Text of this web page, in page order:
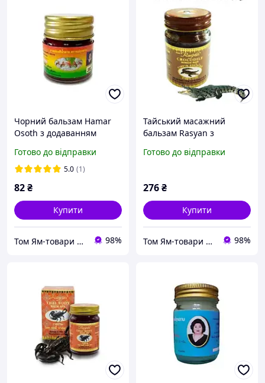
Чорний бальзам Hamar
Osoth з додаванням
витяжкою з рогового
Osoth 5 г
Готово до відправки
5.0 (1)
82₴
Купити
Том Ям-товари з Таїланду,опт і роздріб 98%
Тайський масажний
бальзам Rasyan з
Готово до відправки
276₴
Купити
Том Ям-товари з Таїланду,опт і роздріб 98%